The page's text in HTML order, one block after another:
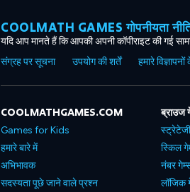
COOLMATH GAMES गोपनीयता
यदि आप मानते हैं कि आपकी अपनी कॉपीराइट की गई
संग्रह पर सूचना
उपयोग की शर्तें हमारे
COOLMATHGAMES.COM
Games for Kids
हमारे बारे में
अभिभावक
सदस्यता पूछे जाने वाले प्रश्न
ब्राउज
स्किल
नंबर
लॉजिक